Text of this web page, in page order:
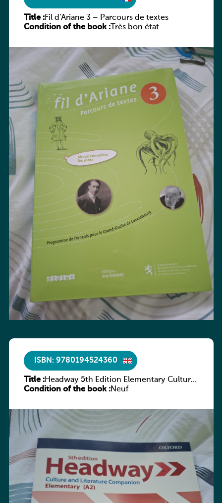
Title :Fil d’Ariane 3 – Parcours de textes
Condition of the book :Très bon état
ISBN: 9780194524360
Title :Headway 5th Edition Elementary Culture
and Literature Companion
Condition of the book :Neuf